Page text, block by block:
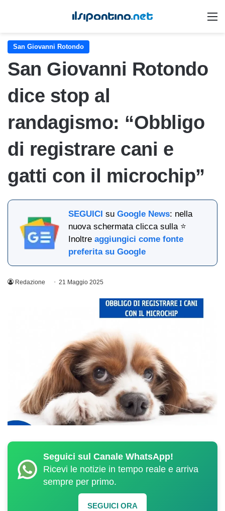
San Giovanni Rotondo
San Giovanni Rotondo
dice stop al
randagismo: “Obbligo
di registrare cani e
gatti con il microchip”
SEGUICI suGoogle News: nella
nuova schermata clicca sulla ⭐
Inoltreaggiungici come fonte
preferita su Google
Redazione 21 Maggio 2025
Seguici sul Canale WhatsApp!
Ricevi le notizie in tempo reale e arriva
sempre per primo.
SEGUICI ORA